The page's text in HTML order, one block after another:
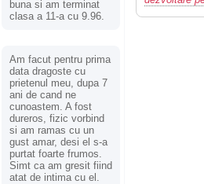
buna si am terminat
clasa a 11-a cu 9.96.
Am facut pentru prima
data dragoste cu
prietenul meu, dupa 7
ani de cand ne
cunoastem. A fost
dureros, fizic vorbind
si am ramas cu un
gust amar, desi el s-a
purtat foarte frumos.
Simt ca am gresit fiind
atat de intima cu el.